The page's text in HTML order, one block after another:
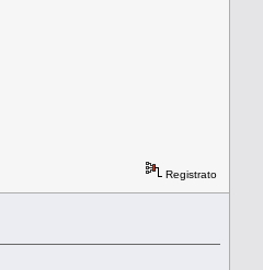
Registrato